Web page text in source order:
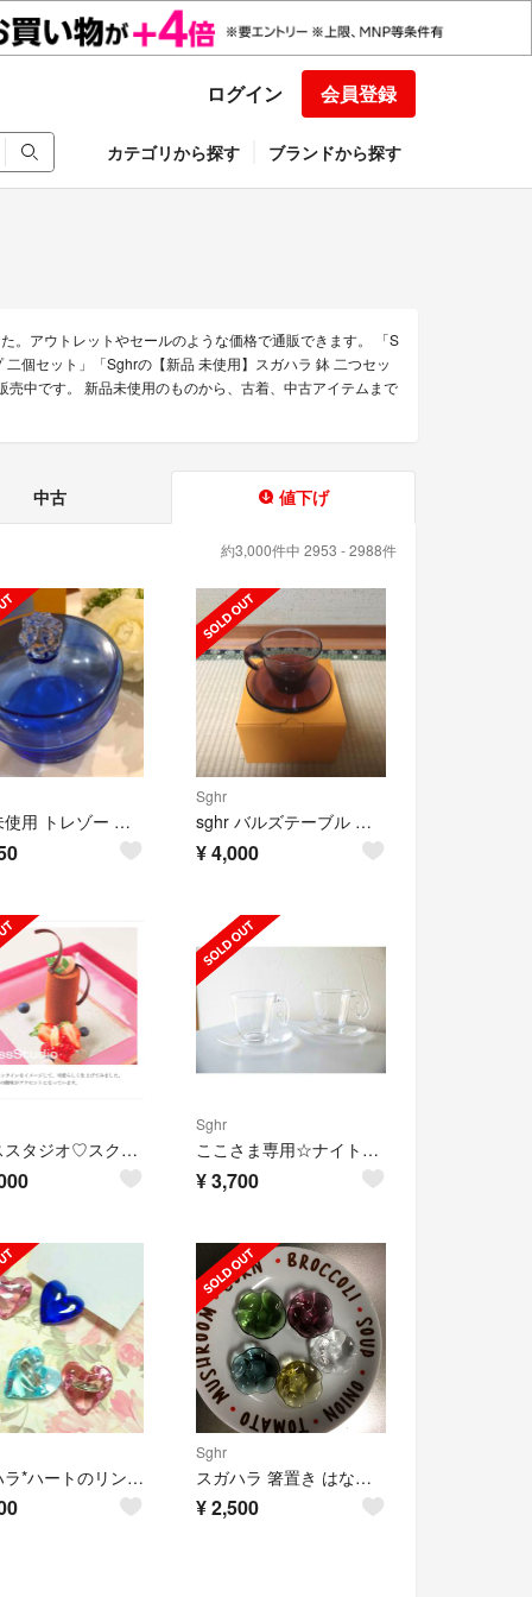
ログイン 会員登録
カテゴリから探す ブランドから探す
。アウトレットやセールのような価格で通販できます。 「S
個セット」「Sghrの【新品 未使用】スガハラ 鉢 二つセッ
中です。 新品未使用のものから、古着、中古アイテムまで
中古 値下げ
約3,000件中 2953 - 2988件
新品未使用 トレゾー 小物入れS コバントブルー 値下❗️
Sghr
sghr バルズテーブル ノア ワインレッド
¥4,000
グラススタジオ♡スクエアディナープレート パープル3枚
Sghr
ここさま専用☆ナイトカラフェとカップセット
¥3,700
スガハラ*ハートのリング&カードスタンド
Sghr
スガハラ 箸置き はなまる様
¥2,500